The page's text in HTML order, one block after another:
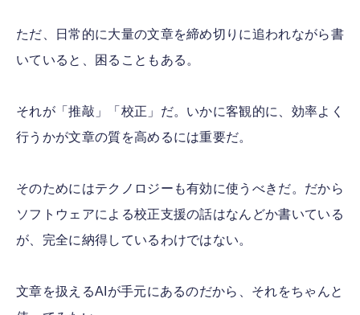
ただ、日常的に大量の文章を締め切りに追われながら書
いていると、困ることもある。
それが「推敲」「校正」だ。いかに客観的に、効率よく
行うかが文章の質を高めるには重要だ。
そのためにはテクノロジーも有効に使うべきだ。だから
ソフトウェアによる校正支援の話はなんどか書いている
が、完全に納得しているわけではない。
文章を扱えるAIが手元にあるのだから、それをちゃんと